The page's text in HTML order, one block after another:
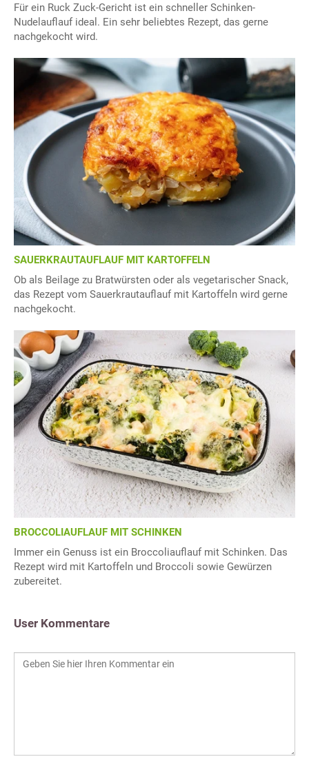
Für ein Ruck Zuck-Gericht ist ein schneller Schinken-
Nudelauflauf ideal. Ein sehr beliebtes Rezept, das gerne
nachgekocht wird.
SAUERKRAUTAUFLAUF MIT KARTOFFELN
Ob als Beilage zu Bratwürsten oder als vegetarischer Snack,
das Rezept vom Sauerkrautauflauf mit Kartoffeln wird gerne
nachgekocht.
BROCCOLIAUFLAUF MIT SCHINKEN
Immer ein Genuss ist ein Broccoliauflauf mit Schinken. Das
Rezept wird mit Kartoffeln und Broccoli sowie Gewürzen
zubereitet.
User Kommentare